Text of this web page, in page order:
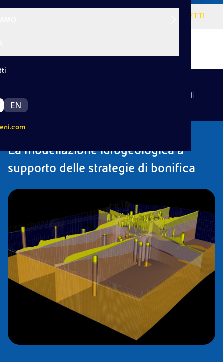
EN
eni.com
PROGETTI
La modellazione idrogeologica a supporto delle strategie di
bonifica
La modellazione idrogeologica a
supporto delle strategie di bonifica